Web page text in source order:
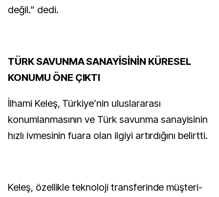
değil.” dedi.
TÜRK SAVUNMA SANAYİSİNİN KÜRESEL
KONUMU ÖNE ÇIKTI
İlhami Keleş, Türkiye’nin uluslararası
konumlanmasının ve Türk savunma sanayisinin
hızlı ivmesinin fuara olan ilgiyi artırdığını belirtti.
Keleş, özellikle teknoloji transferinde müşteri-